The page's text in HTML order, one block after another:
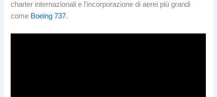
charter internazionali e l'incorporazione di aerei più grandi
come Boeing 737.